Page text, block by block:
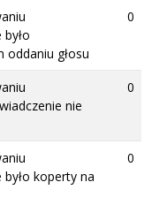
głosu
0
nie
0
koperty na
0